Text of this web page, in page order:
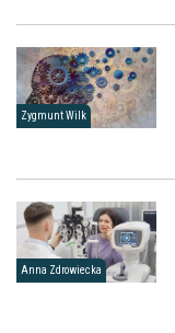
Zygmunt Wilk
Anna Zdrowiecka